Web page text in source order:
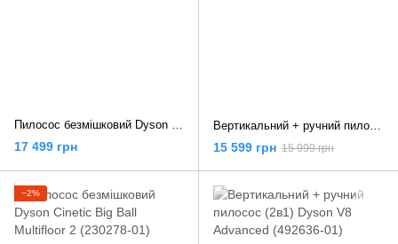
17 499 грн 15 599 грн 15 999 грн
−2%